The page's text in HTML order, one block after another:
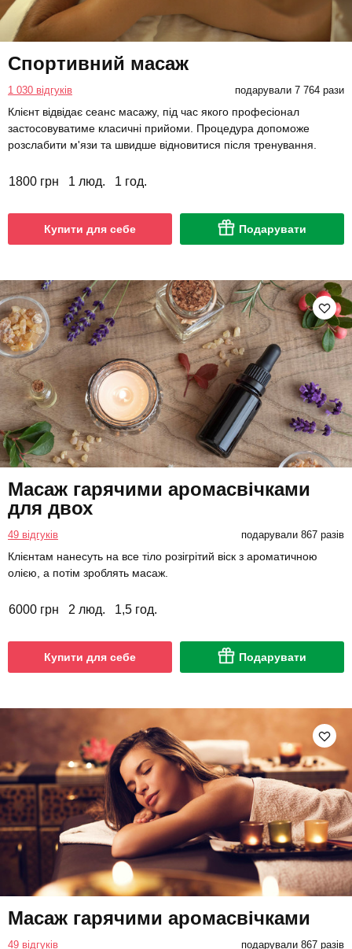
Спортивний масаж
1 030 відгуків подарували 7 764 рази
Клієнт відвідає сеанс масажу, під час якого професіонал
застосовуватиме класичні прийоми. Процедура допоможе
розслабити м'язи та швидше відновитися після тренування.
1800 грн 1 люд. 1 год.
Купити для себе Подарувати
Масаж гарячими аромасвічками
для двох
49 відгуків подарували 867 разів
Клієнтам нанесуть на все тіло розігрітий віск з ароматичною
олією, а потім зроблять масаж.
6000 грн 2 люд. 1,5 год.
Купити для себе Подарувати
Масаж гарячими аромасвічками
49 відгуків подарували 867 разів